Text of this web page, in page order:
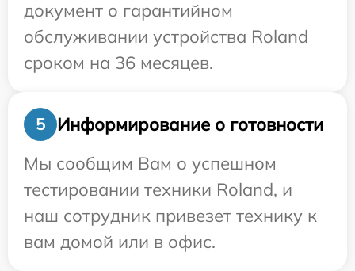
документ о гарантийном
обслуживании устройства Roland
сроком на 36 месяцев.
5
Информирование о готовности
Мы сообщим Вам о успешном
тестировании техники Roland, и
наш сотрудник привезет технику к
вам домой или в офис.